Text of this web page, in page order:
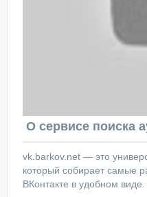
vk.barkov.net — это
который собирает самые
ВКонтакте в удобном виде.